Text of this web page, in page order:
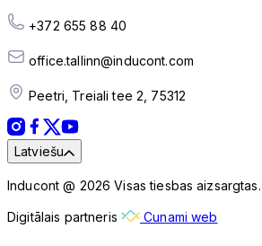
+372 655 88 40
office.tallinn@inducont.com
Peetri, Treiali tee 2, 75312
Latviešu
Inducont @ 2026 Visas tiesbas aizsargtas.
Digitālais partneris Cunami web